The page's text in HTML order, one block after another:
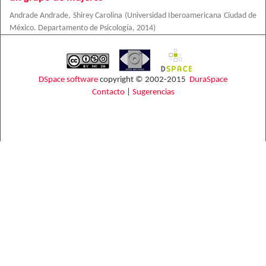
Andrade Andrade, Shirey Carolina (Universidad Iberoamericana Ciudad de
México. Departamento de Psicología, 2014)
DSpace software copyright © 2002-2015 DuraSpace
Contacto| Sugerencias